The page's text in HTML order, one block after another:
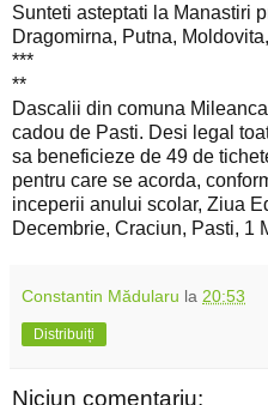
Sunteti asteptati la Manastiri
Dragomirna, Putna,
***
**
Dascalii din comuna
cadou de Pasti. Desi legal
sa beneficieze de 49 de
pentru care se acorda,
inceperii anului scolar, Ziua
Decembrie, Craciun, Pasti, 1
Constantin Mădularu la 20:53
Distribuiți
Niciun comentariu: